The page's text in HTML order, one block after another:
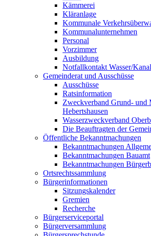
Kämmerei
Kläranlage
Kommunale
Kommunalunternehmen
Personal
Vorzimmer
Ausbildung
Notfallkontakt Wasser/
Gemeinderat und Ausschüsse
Ausschüsse
Ratsinformation
Zweckverband Grund- und
Hebertshausen
Wasserzweckverband
Die Beauftragten der
Öffentliche Bekanntmachungen
Bekanntmachungen
Bekanntmachungen Bauamt
Bekanntmachungen
Ortsrechtssammlung
Bürgerinformationen
Sitzungskalender
Gremien
Recherche
Bürgerserviceportal
Bürgerversammlung